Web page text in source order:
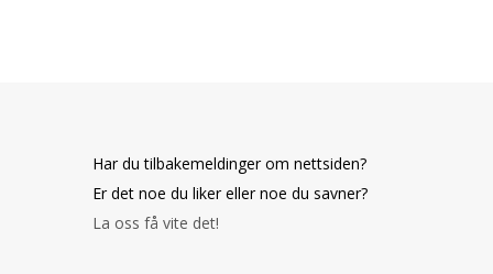
Har du tilbakemeldinger om nettsiden?
Er det noe du liker eller noe du savner?
La oss få vite det!